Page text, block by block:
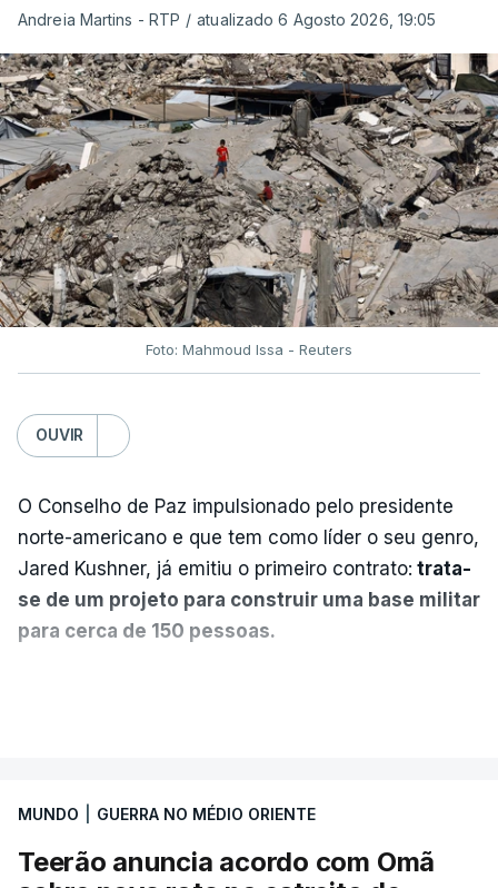
Andreia Martins - RTP / atualizado 6 Agosto 2026, 19:05
Foto: Mahmoud Issa - Reuters
OUVIR
O Conselho de Paz impulsionado pelo presidente
norte-americano e que tem como líder o seu genro,
Jared Kushner, já emitiu o primeiro contrato: trata-
se de um projeto para construir uma base militar
para cerca de 150 pessoas.
que já colaborou com a Administração norte-
americana em projetos no Médio Oriente,
nomeadamente no Iraque.
MUNDO GUERRA NO MÉDIO ORIENTE
Teerão anuncia acordo com Omã